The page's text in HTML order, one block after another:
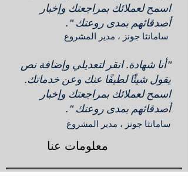
اسمح لعملائك بمراجعتك وإخبار
أصدقائهم بمدى روعتك ".
سامانثا جونز ، مدير المشروع
"أنا شهادة. انقر لتعديلي وإضافة نص
يقول شيئًا لطيفًا عنك وعن خدماتك.
اسمح لعملائك بمراجعتك وإخبار
أصدقائهم بمدى روعتك ".
سامانثا جونز ، مدير المشروع
معلومات عنا